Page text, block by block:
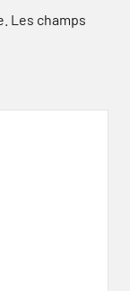
Les champs